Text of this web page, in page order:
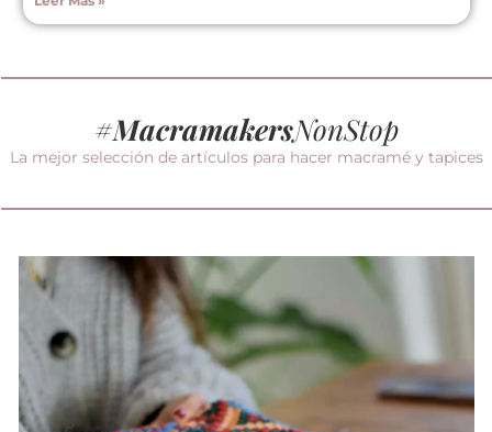
#MacramakersNonStop
La mejor selección de artículos para hacer macramé y tapices